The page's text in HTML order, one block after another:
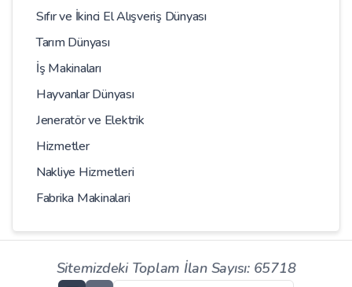
Sıfır ve İkinci El Alışveriş Dünyası
Tarım Dünyası
İş Makinaları
Hayvanlar Dünyası
Jeneratör ve Elektrik
Hizmetler
Nakliye Hizmetleri
Fabrika Makinalari
Sitemizdeki Toplam İlan Sayısı: 65718